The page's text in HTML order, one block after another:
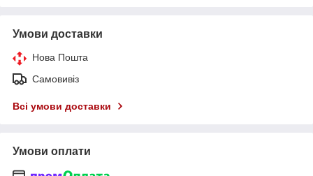
Умови доставки
Нова Пошта
Самовивіз
Всі умови доставки
Умови оплати